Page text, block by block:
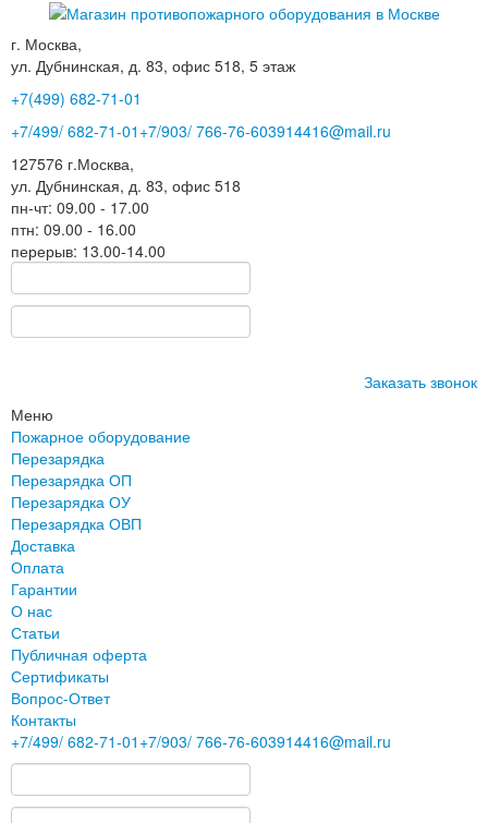
г. Москва,
ул. Дубнинская, д. 83, офис 518, 5 этаж
+7(499) 682-71-01
+7/499/ 682-71-01 +7/903/ 766-76-603914416@mail.ru
127576 г.Москва,
ул. Дубнинская, д. 83, офис 518
пн-чт: 09.00 - 17.00
птн: 09.00 - 16.00
перерыв: 13.00-14.00
Заказать звонок
Меню
Пожарное оборудование
Перезарядка
Перезарядка ОП
Перезарядка ОУ
Перезарядка ОВП
Доставка
Оплата
Гарантии
О нас
Статьи
Публичная оферта
Сертификаты
Вопрос-Ответ
Контакты
+7/499/ 682-71-01 +7/903/ 766-76-603914416@mail.ru